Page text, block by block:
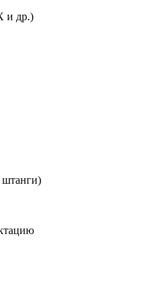
и др.)
штанги)